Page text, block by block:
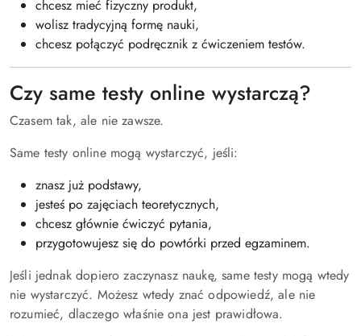
chcesz mieć fizyczny produkt,
wolisz tradycyjną formę nauki,
chcesz połączyć podręcznik z ćwiczeniem testów.
Czy same testy online wystarczą?
Czasem tak, ale nie zawsze.
Same testy online mogą wystarczyć, jeśli:
znasz już podstawy,
jesteś po zajęciach teoretycznych,
chcesz głównie ćwiczyć pytania,
przygotowujesz się do powtórki przed egzaminem.
Jeśli jednak dopiero zaczynasz naukę, same testy mogą wtedy
nie wystarczyć. Możesz wtedy znać odpowiedź, ale nie
rozumieć, dlaczego właśnie ona jest prawidłowa.